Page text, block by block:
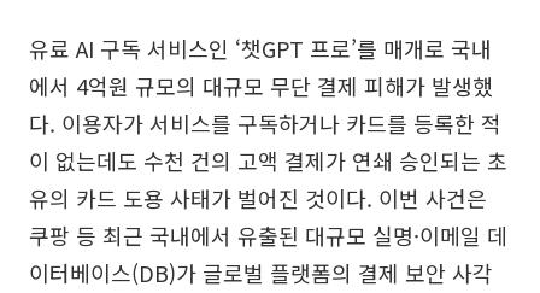
유료 AI 구독 서비스인 ‘챗GPT 프로’를 매개로 국내
에서 4억원 규모의 대규모 무단 결제 피해가 발생했
다. 이용자가 서비스를 구독하거나 카드를 등록한 적
이 없는데도 수천 건의 고액 결제가 연쇄 승인되는 초
유의 카드 도용 사태가 벌어진 것이다. 이번 사건은
쿠팡 등 최근 국내에서 유출된 대규모 실명·이메일 데
이터베이스(DB)가 글로벌 플랫폼의 결제 보안 사각